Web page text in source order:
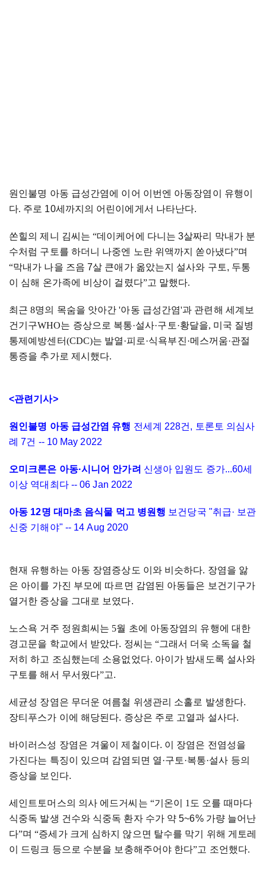
원인불명 아동 급성간염에 이어 이번엔 아동장염이 유행이
다. 주로 10세까지의 어린이에게서 나타난다.
쏜힐의 제니 김씨는“데이케어에 다니는 3살짜리 막내가 분
수처럼 구토를 하더니 나중엔 노란 위액까지 쏟아냈다”며
“막내가 나을 즈음 7살 큰애가 옮았는지 설사와 구토, 두통
이 심해 온가족에 비상이 걸렸다”고 말했다.
최근8명의 목숨을 앗아간'아동 급성간염'과 관련해 세계보
건기구WHO는 증상으로 복통·설사·구토·황달을, 미국 질병
통제예방센터(CDC)는 발열·피로·식욕부진·메스꺼움·관절
통증을 추가로 제시했다.
<관련기사>
원인불명 아동 급성간염 유행 전세계 228건, 토론토 의심사
례 7건 -- 10 May 2022
오미크론은 아동·시니어 안가려 신생아 입원도 증가...60세
이상 역대최다 -- 06 Jan 2022
아동 12명 대마초 음식물 먹고 병원행 보건당국 "취급· 보관
신중 기해야" -- 14 Aug 2020
현재 유행하는 아동 장염증상도 이와 비슷하다. 장염을 앓
은 아이를 가진 부모에 따르면 감염된 아동들은 보건기구가
열거한 증상을 그대로 보였다.
노스욕 거주 정원희씨는 5월 초에 아동장염의 유행에 대한
경고문을 학교에서 받았다. 정씨는 “그래서 더욱 소독을 철
저히 하고 조심했는데 소용없었다. 아이가 밤새도록 설사와
구토를 해서 무서웠다”고.
세균성 장염은 무더운 여름철 위생관리 소홀로 발생한다.
장티푸스가 이에 해당된다. 증상은 주로 고열과 설사다.
바이러스성 장염은 겨울이 제철이다. 이 장염은 전염성을
가진다는 특징이 있으며 감염되면 열·구토·복통·설사 등의
증상을 보인다.
세인트토머스의 의사 에드거씨는 “기온이 1 도 오를 때마다
식중독 발생 건수와 식중독 환자 수가 약 5~6% 가량 늘어난
다”며“증세가 크게 심하지 않으면 탈수를 막기 위해 게토레
이 드링크 등으로 수분을 보충해주어야 한다”고 조언했다.